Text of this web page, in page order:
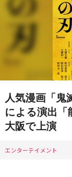
人気漫画「鬼
による演出
大阪で上演
エンターテイメント